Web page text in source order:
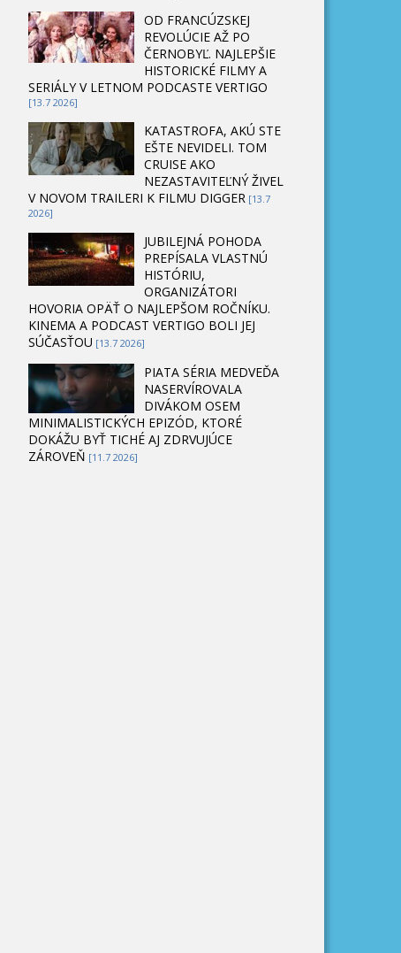
OD FRANCÚZSKEJ
REVOLÚCIE AŽ PO
ČERNOBYĽ. NAJLEPŠIE
HISTORICKÉ FILMY A
SERIÁLY V LETNOM PODCASTE VERTIGO
[13.7 2026]
KATASTROFA, AKÚ STE
EŠTE NEVIDELI. TOM
CRUISE AKO
NEZASTAVITEĽNÝ ŽIVEL
V NOVOM TRAILERI K FILMU DIGGER [13.7
2026]
JUBILEJNÁ POHODA
PREPÍSALA VLASTNÚ
HISTÓRIU,
ORGANIZÁTORI
HOVORIA OPÄŤ O NAJLEPŠOM ROČNÍKU.
KINEMA A PODCAST VERTIGO BOLI JEJ
SÚČASŤOU [13.7 2026]
PIATA SÉRIA MEDVEĎA
NASERVÍROVALA
DIVÁKOM OSEM
MINIMALISTICKÝCH EPIZÓD, KTORÉ
DOKÁŽU BYŤ TICHÉ AJ ZDRVUJÚCE
ZÁROVEŇ [11.7 2026]